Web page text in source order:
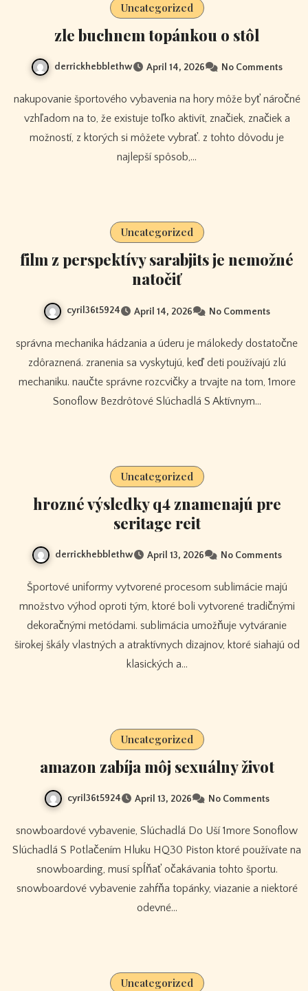
Uncategorized
zle buchnem topánkou o stôl
derrickhebblethw April 14, 2026 No Comments
nakupovanie športového vybavenia na hory môže byť náročné
vzhľadom na to, že existuje toľko aktivít, značiek, značiek a
možností, z ktorých si môžete vybrať. z tohto dôvodu je
najlepší spôsob,…
Uncategorized
film z perspektívy sarabjits je nemožné
natočiť
cyril36t5924 April 14, 2026 No Comments
správna mechanika hádzania a úderu je málokedy dostatočne
zdôraznená. zranenia sa vyskytujú, keď deti používajú zlú
mechaniku. naučte správne rozcvičky a trvajte na tom, 1more
Sonoflow Bezdrôtové Slúchadlá S Aktívnym…
Uncategorized
hrozné výsledky q4 znamenajú pre
seritage reit
derrickhebblethw April 13, 2026 No Comments
Športové uniformy vytvorené procesom sublimácie majú
množstvo výhod oproti tým, ktoré boli vytvorené tradičnými
dekoračnými metódami. sublimácia umožňuje vytváranie
širokej škály vlastných a atraktívnych dizajnov, ktoré siahajú od
klasických a…
Uncategorized
amazon zabíja môj sexuálny život
cyril36t5924 April 13, 2026 No Comments
snowboardové vybavenie, Slúchadlá Do Uší 1more Sonoflow
Slúchadlá S Potlačením Hluku HQ30 Piston ktoré používate na
snowboarding, musí spĺňať očakávania tohto športu.
snowboardové vybavenie zahŕňa topánky, viazanie a niektoré
odevné…
Uncategorized